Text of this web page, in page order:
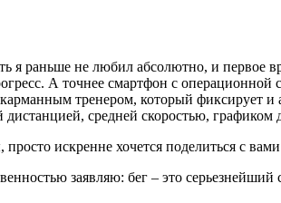
я раньше не любил абсолютно, и первое
А точнее смартфон с
тренером, который фиксирует и
средней скоростью,
искренне хочется поделиться с
заявляю: бег – это